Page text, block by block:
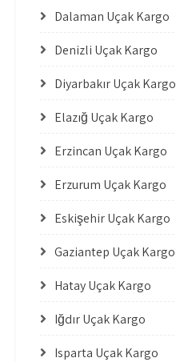
Dalaman Uçak Kargo
Denizli Uçak Kargo
Diyarbakır Uçak Kargo
Elazığ Uçak Kargo
Erzincan Uçak Kargo
Erzurum Uçak Kargo
Eskişehir Uçak Kargo
Gaziantep Uçak Kargo
Hatay Uçak Kargo
Iğdır Uçak Kargo
Isparta Uçak Kargo